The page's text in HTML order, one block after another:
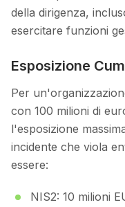
della dirigenza,
esercitare funzioni
Esposizione
Per
con 100 milioni di
l'esposizione
incidente che viola
essere:
NIS2: 10 milioni